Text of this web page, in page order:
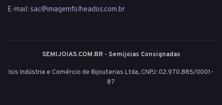
E-mail: sac@imagemfolheados.com.br
SEMIJOIAS.COM.BR - Semijoias Consignadas
Isis Indústria e Comércio de Bijouterias Ltda, CNPJ: 02.970.885/0001-
87